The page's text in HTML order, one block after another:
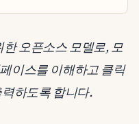
오픈소스 모델로, 모
이스를 이해하고 클릭
하도록 합니다.